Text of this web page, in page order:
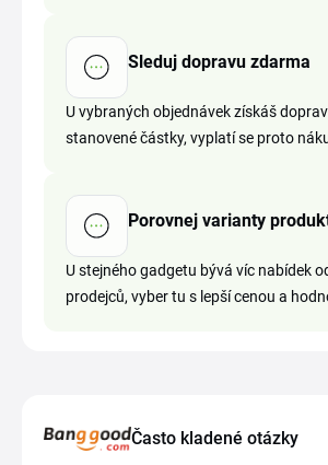
Sleduj dopravu zdarma
U vybraných objednávek získáš
stanovené částky, vyplatí se proto
Porovnej varianty
U stejného gadgetu bývá víc nabídek
prodejců, vyber tu s lepší cenou a
Často kladené otázky